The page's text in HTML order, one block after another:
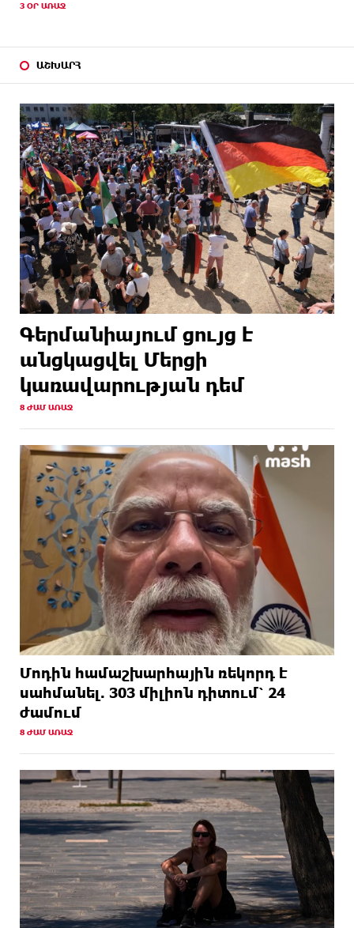
3 ՕՐ ԱՌԱՋ
ԱՇԽԱՐՀ
Գերմանիայում ցույց է
անցկացվել Մերցի
կառավարության դեմ
8 ԺԱՄ ԱՌԱՋ
Մոդին համաշխարհային ռեկորդ է
սահմանել. 303 միլիոն դիտում՝ 24
ժամում
8 ԺԱՄ ԱՌԱՋ